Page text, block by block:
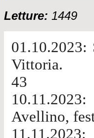
Letture: 1449
Vittoria.
43
Avellino,